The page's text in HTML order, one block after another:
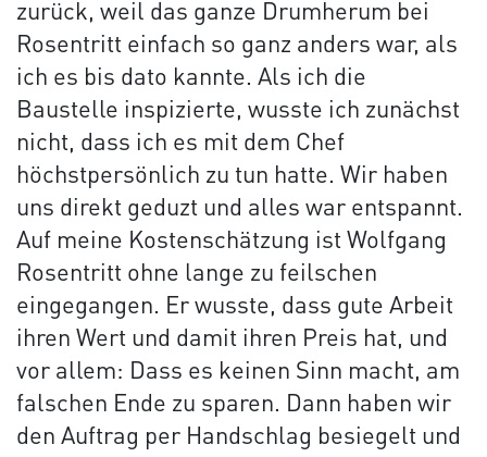
zurück, weil das ganze Drumherum bei
Rosentritt einfach so ganz anders war, als
ich es bis dato kannte. Als ich die
Baustelle inspizierte, wusste ich zunächst
nicht, dass ich es mit dem Chef
höchstpersönlich zu tun hatte. Wir haben
uns direkt geduzt und alles war entspannt.
Auf meine Kostenschätzung ist Wolfgang
Rosentritt ohne lange zu feilschen
eingegangen. Er wusste, dass gute Arbeit
ihren Wert und damit ihren Preis hat, und
vor allem: Dass es keinen Sinn macht, am
falschen Ende zu sparen. Dann haben wir
den Auftrag per Handschlag besiegelt und